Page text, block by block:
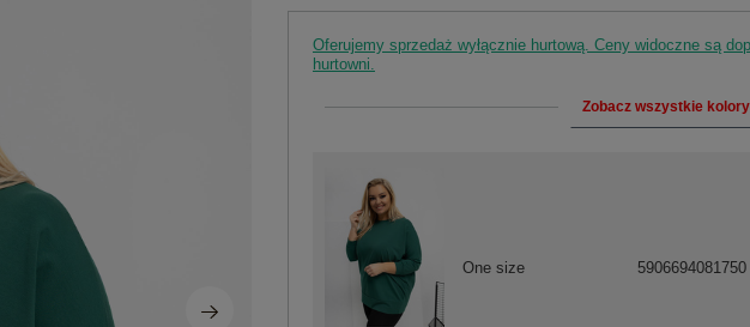
Oferujemy sprzedaż wyłącznie hurtową. Ceny widoczne są
hurtowni.
Zobacz wszystkie
One size 5906694081750